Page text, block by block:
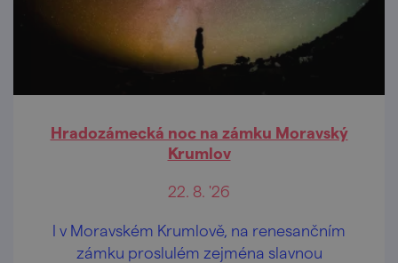
Hradozámecká noc na zámku Moravský
Krumlov
22. 8. '26
I v Moravském Krumlově, na renesančním
zámku proslulém zejména slavnou